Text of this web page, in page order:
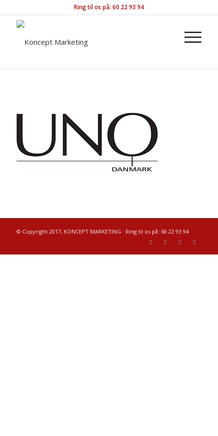
Ring til os på: 60 22 93 94
© Copyright 2017, KONCEPT MARKETING · Ring til os på: 60 22 93 94